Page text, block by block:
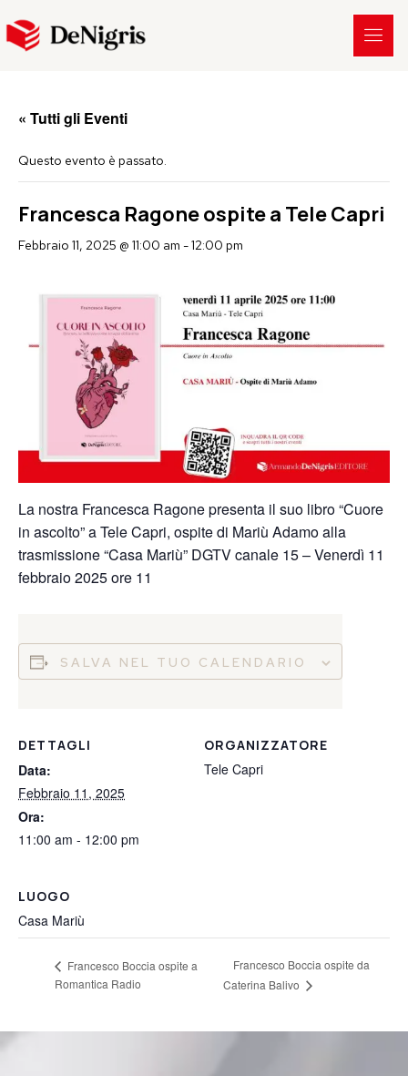
« Tutti gli Eventi
Questo evento è passato.
Francesca Ragone ospite a Tele Capri
Febbraio 11, 2025 @ 11:00 am -12:00 pm
La nostra Francesca Ragone presenta il suo libro “Cuore
in ascolto” a Tele Capri, ospite di Mariù Adamo alla
trasmissione “Casa Mariù” DGTV canale 15 – Venerdì 11
febbraio 2025 ore 11
SALVA NEL TUO CALENDARIO
DETTAGLI
Data:
Febbraio 11, 2025
Ora:
11:00 am - 12:00 pm
ORGANIZZATORE
Tele Capri
LUOGO
Casa Mariù
Francesco Boccia ospite a
Romantica Radio
Francesco Boccia ospite da
Caterina Balivo